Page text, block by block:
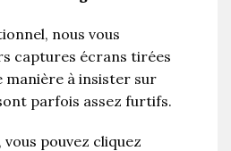
nous vous
captures écrans tirées
manière à insister sur
parfois assez furtifs.
vous pouvez cliquez